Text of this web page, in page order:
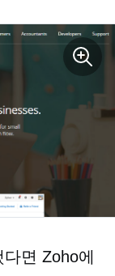
면 Zoho에